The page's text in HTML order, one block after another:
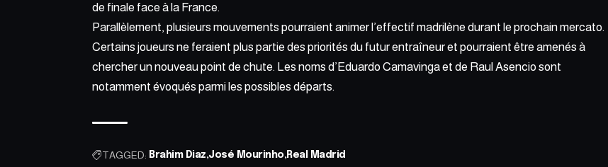
de finale face à la France.
Parallèlement, plusieurs mouvements pourraient animer l’effectif madrilène durant le prochain mercato.
Certains joueurs ne feraient plus partie des priorités du futur entraîneur et pourraient être amenés à
chercher un nouveau point de chute. Les noms d’Eduardo Camavinga et de Raul Asencio sont
notamment évoqués parmi les possibles départs.
TAGGED: Brahim Diaz José Mourinho Real Madrid